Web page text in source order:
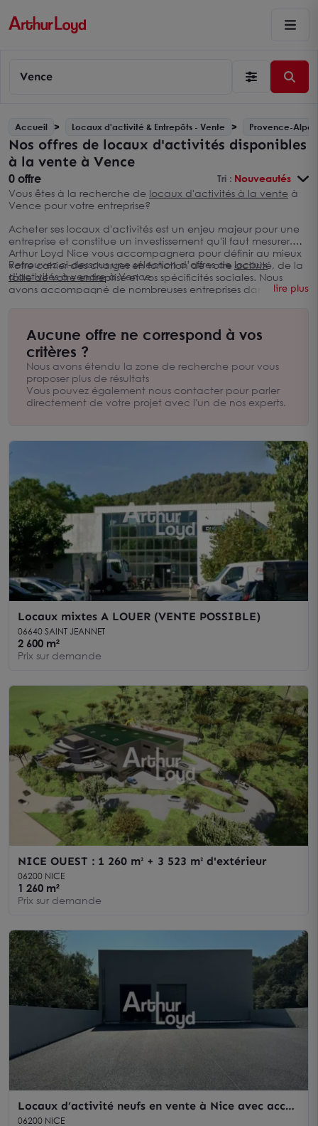
Vence
Accueil Locaux d'activité & Entrepôts - Vente Provence-
Nos offres de locaux d'activités disponibles
à la vente à Vence
0 offre Tri : Nouveautés
Vous êtes à la recherche de locaux d'activités à la vente à
Vence pour votre entreprise?
Acheter ses locaux d'activités est un enjeu majeur pour une
entreprise et constitue un investissement qu'il faut mesurer.
Arthur Loyd Nice vous accompagnera pour définir au mieux
votre cahier des charges en fonction de votre activité, de la
taille de votre entreprise et vos spécificités sociales. Nous
avons accompagné de nombreuses entreprises dans leur
votre société afin de trouver le local adapté à votre activité.
Premier réseau national de conseil en immobilier d’entreprise,
Arthur Loyd favorise le succès des entreprises de toutes tailles
en les aidant à réaliser leur projet immobilier sur l’ensemble
de la Région Alpes maritimes et l'Est du Var.
Retrouvez ci-dessous une sélection d’offres de locaux
d'activités à vendreà Vence
lire plus
Aucune offre ne correspond à vos
critères ?
Nous avons étendu la zone de recherche pour vous
proposer plus de résultats
Vous pouvez également nous contacter pour parler
directement de votre projet avec l'un de nos experts.
Locaux mixtes A LOUER (VENTE POSSIBLE)
06640 SAINT JEANNET
2 600 m²
Prix sur demande
NICE OUEST : 1 260 m² + 3 523 m² d'extérieur
06200 NICE
1 260 m²
Prix sur demande
Locaux d’activité neufs en vente à Nice avec accès
poids lourds et belle hauteur sous plafond
06200 NICE